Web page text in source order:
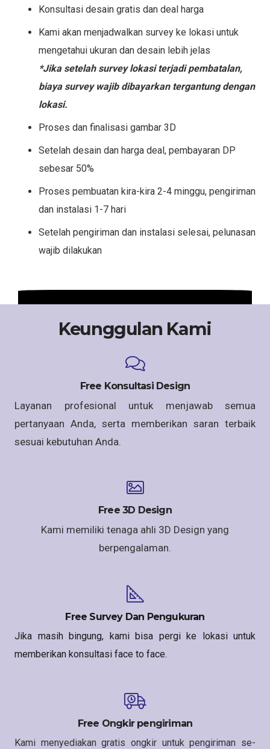
Konsultasi desain gratis dan deal harga
Kami akan menjadwalkan survey ke lokasi untuk
mengetahui ukuran dan desain lebih jelas
*Jika setelah survey lokasi terjadi pembatalan,
biaya survey wajib dibayarkan tergantung dengan
lokasi.
Proses dan finalisasi gambar 3D
Setelah desain dan harga deal, pembayaran DP
sebesar 50%
Proses pembuatan kira-kira 2-4 minggu, pengiriman
dan instalasi 1-7 hari
Setelah pengiriman dan instalasi selesai, pelunasan
wajib dilakukan
Keunggulan Kami
Free Konsultasi Design
Layanan profesional untuk menjawab semua
pertanyaan Anda, serta memberikan saran terbaik
sesuai kebutuhan Anda.
Free 3D Design
Kami memiliki tenaga ahli 3D Design yang
berpengalaman.
Free Survey Dan Pengukuran
Jika masih bingung, kami bisa pergi ke lokasi untuk
memberikan konsultasi face to face.
Free Ongkir pengiriman
Kami menyediakan gratis ongkir untuk pengiriman se-